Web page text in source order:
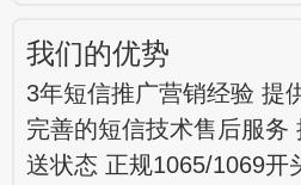
我们的优势
3年短信推广营销经验 提
完善的短信技术售后服务
送状态 正规1065/1069开